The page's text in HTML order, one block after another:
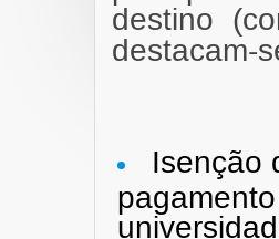
destino
destacam-
Isenção